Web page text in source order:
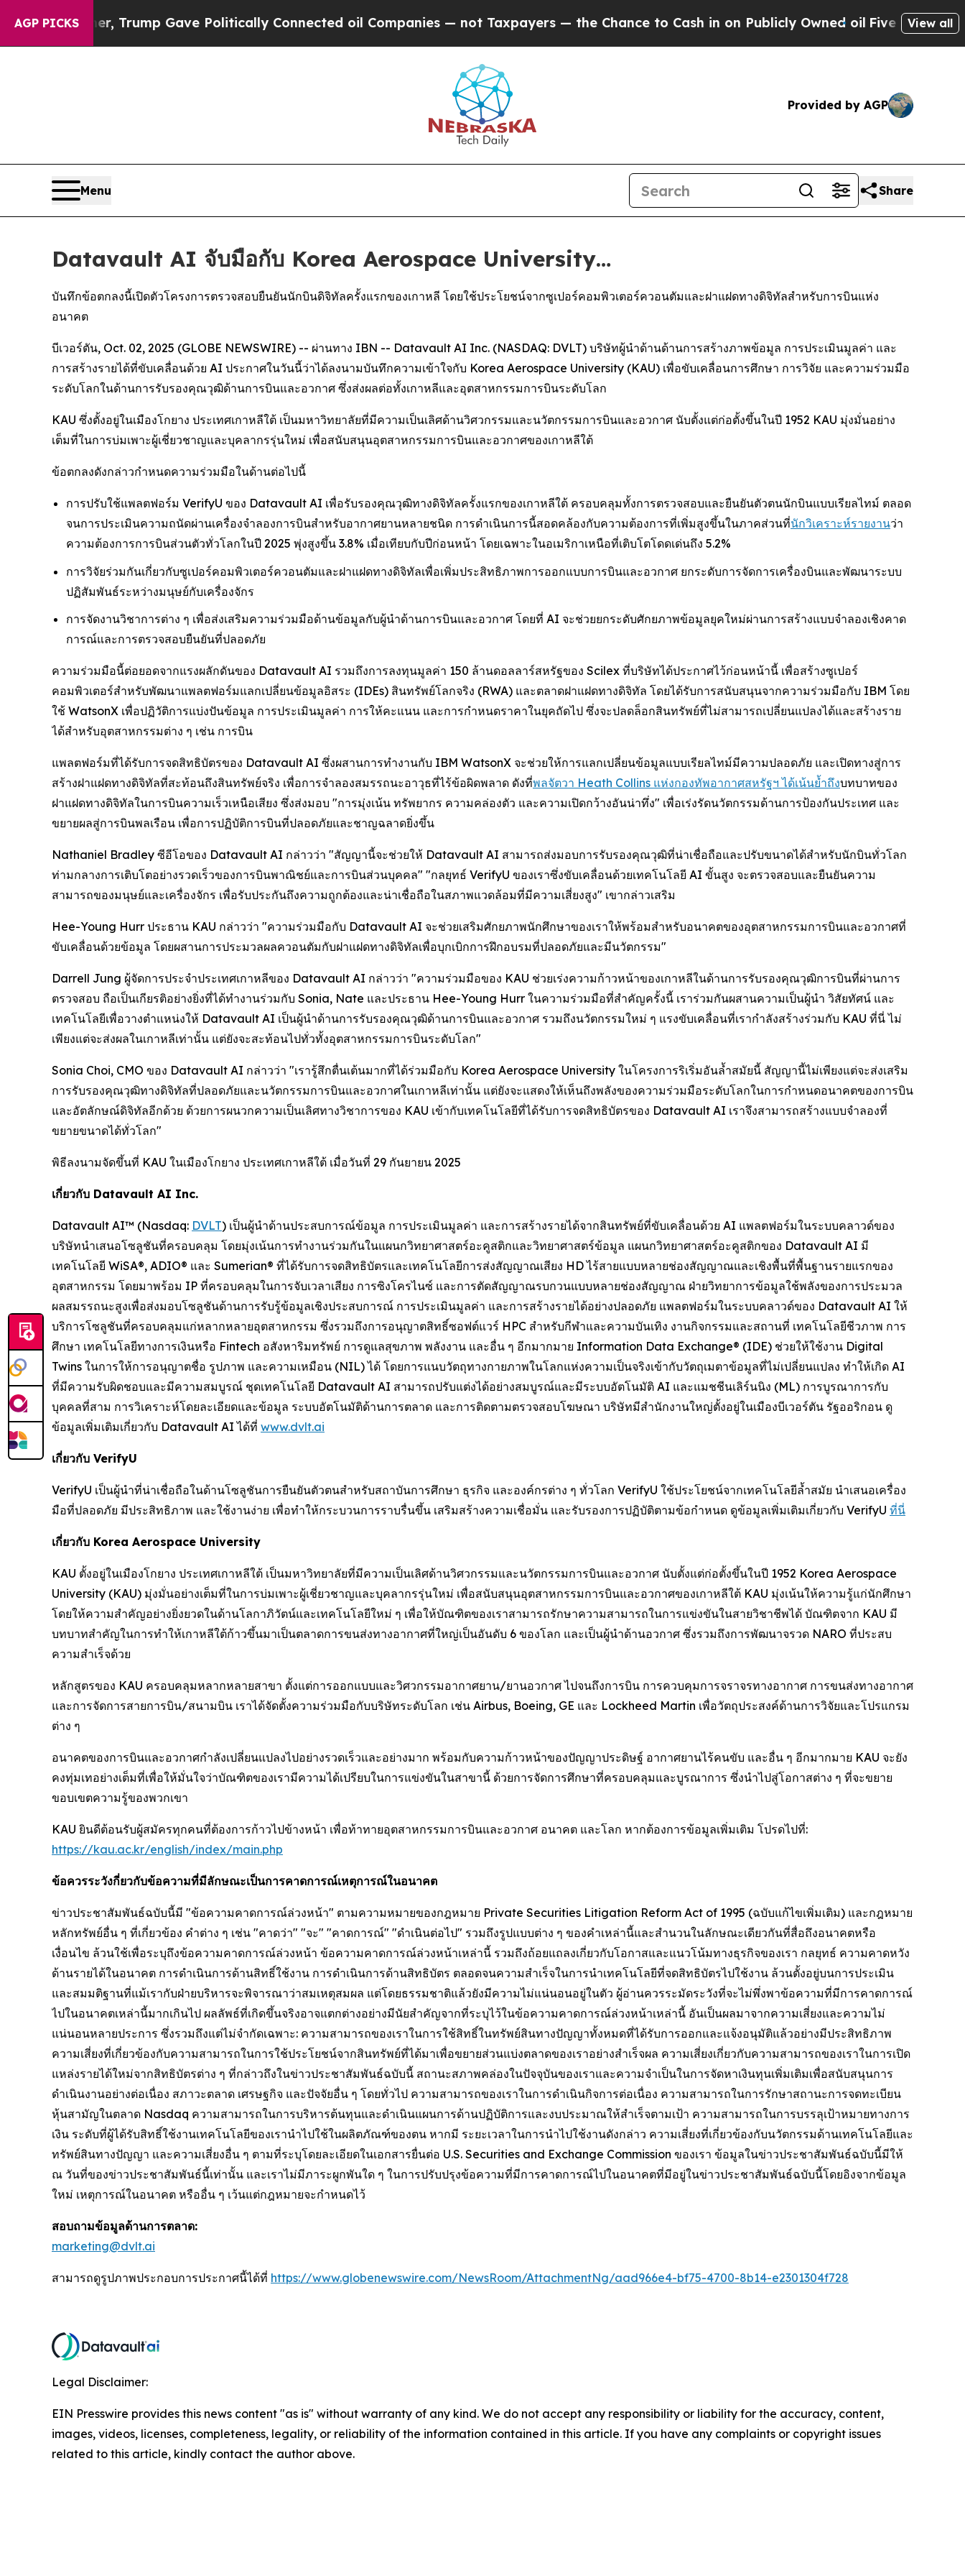
AGP PICKS
Trump Gave Politically Connected oil Companies — not Taxpayers — the Chance to Cash in on Publicly Owned oilFive Questions the USView all
Provided by AGP
Menu Share
Datavault AI จับมือกับ Korea Aerospace University…
บันทึกข้อตกลงนี้เปิดตัวโครงการตรวจสอบยืนยันนักบินดิจิทัลครั้งแรกของเกาหลี โดยใช้ประโยชน์จากซูเปอร์คอมพิวเตอร์ควอนตัมและฝาแฝดทางดิจิทัลสำหรับการบินแห่ง
อนาคต
บีเวอร์ตัน, Oct. 02, 2025 (GLOBE NEWSWIRE) -- ผ่านทาง IBN -- Datavault AI Inc. (NASDAQ: DVLT) บริษัทผู้นำด้านด้านการสร้างภาพข้อมูล การประเมินมูลค่า และ
การสร้างรายได้ที่ขับเคลื่อนด้วย AI ประกาศในวันนี้ว่าได้ลงนามบันทึกความเข้าใจกับ Korea Aerospace University (KAU) เพื่อขับเคลื่อนการศึกษา การวิจัย และความร่วมมือ
ระดับโลกในด้านการรับรองคุณวุฒิด้านการบินและอวกาศ ซึ่งส่งผลต่อทั้งเกาหลีและอุตสาหกรรมการบินระดับโลก
KAU ซึ่งตั้งอยู่ในเมืองโกยาง ประเทศเกาหลีใต้ เป็นมหาวิทยาลัยที่มีความเป็นเลิศด้านวิศวกรรมและนวัตกรรมการบินและอวกาศ นับตั้งแต่ก่อตั้งขึ้นในปี 1952 KAU มุ่งมั่นอย่าง
เต็มที่ในการบ่มเพาะผู้เชี่ยวชาญและบุคลากรรุ่นใหม่ เพื่อสนับสนุนอุตสาหกรรมการบินและอวกาศของเกาหลีใต้
ข้อตกลงดังกล่าวกำหนดความร่วมมือในด้านต่อไปนี้
การปรับใช้แพลตฟอร์ม VerifyU ของ Datavault AI เพื่อรับรองคุณวุฒิทางดิจิทัลครั้งแรกของเกาหลีใต้ ครอบคลุมทั้งการตรวจสอบและยืนยันตัวตนนักบินแบบเรียลไทม์ ตลอด
จนการประเมินความถนัดผ่านเครื่องจำลองการบินสำหรับอากาศยานหลายชนิด การดำเนินการนี้สอดคล้องกับความต้องการที่เพิ่มสูงขึ้นในภาคส่วนที่นักวิเคราะห์รายงานว่า
ความต้องการการบินส่วนตัวทั่วโลกในปี 2025 พุ่งสูงขึ้น 3.8% เมื่อเทียบกับปีก่อนหน้า โดยเฉพาะในอเมริกาเหนือที่เติบโตโดดเด่นถึง 5.2%
การวิจัยร่วมกันเกี่ยวกับซูเปอร์คอมพิวเตอร์ควอนตัมและฝาแฝดทางดิจิทัลเพื่อเพิ่มประสิทธิภาพการออกแบบการบินและอวกาศ ยกระดับการจัดการเครื่องบินและพัฒนาระบบ
ปฏิสัมพันธ์ระหว่างมนุษย์กับเครื่องจักร
การจัดงานวิชาการต่าง ๆ เพื่อส่งเสริมความร่วมมือด้านข้อมูลกับผู้นำด้านการบินและอวกาศ โดยที่ AI จะช่วยยกระดับศักยภาพข้อมูลยุคใหม่ผ่านการสร้างแบบจำลองเชิงคาด
การณ์และการตรวจสอบยืนยันที่ปลอดภัย
ความร่วมมือนี้ต่อยอดจากแรงผลักดันของ Datavault AI รวมถึงการลงทุนมูลค่า 150 ล้านดอลลาร์สหรัฐของ Scilex ที่บริษัทได้ประกาศไว้ก่อนหน้านี้ เพื่อสร้างซูเปอร์
คอมพิวเตอร์สำหรับพัฒนาแพลตฟอร์มแลกเปลี่ยนข้อมูลอิสระ (IDEs) สินทรัพย์โลกจริง (RWA) และตลาดฝาแฝดทางดิจิทัล โดยได้รับการสนับสนุนจากความร่วมมือกับ IBM โดย
ใช้ WatsonX เพื่อปฏิวัติการแบ่งปันข้อมูล การประเมินมูลค่า การให้คะแนน และการกำหนดราคาในยุคถัดไป ซึ่งจะปลดล็อกสินทรัพย์ที่ไม่สามารถเปลี่ยนแปลงได้และสร้างราย
ได้สำหรับอุตสาหกรรมต่าง ๆ เช่น การบิน
แพลตฟอร์มที่ได้รับการจดสิทธิบัตรของ Datavault AI ซึ่งผสานการทำงานกับ IBM WatsonX จะช่วยให้การแลกเปลี่ยนข้อมูลแบบเรียลไทม์มีความปลอดภัย และเปิดทางสู่การ
สร้างฝาแฝดทางดิจิทัลที่สะท้อนถึงสินทรัพย์จริง เพื่อการจำลองสมรรถนะอาวุธที่ไร้ข้อผิดพลาด ดังที่พลจัตวา Heath Collins แห่งกองทัพอากาศสหรัฐฯ ได้เน้นย้ำถึงบทบาทของ
ฝาแฝดทางดิจิทัลในการบินความเร็วเหนือเสียง ซึ่งส่งมอบ "การมุ่งเน้น ทรัพยากร ความคล่องตัว และความเปิดกว้างอันน่าทึ่ง" เพื่อเร่งรัดนวัตกรรมด้านการป้องกันประเทศ และ
ขยายผลสู่การบินพลเรือน เพื่อการปฏิบัติการบินที่ปลอดภัยและชาญฉลาดยิ่งขึ้น
Nathaniel Bradley ซีอีโอของ Datavault AI กล่าวว่า "สัญญานี้จะช่วยให้ Datavault AI สามารถส่งมอบการรับรองคุณวุฒิที่น่าเชื่อถือและปรับขนาดได้สำหรับนักบินทั่วโลก
ท่ามกลางการเติบโตอย่างรวดเร็วของการบินพาณิชย์และการบินส่วนบุคคล" "กลยุทธ์ VerifyU ของเราซึ่งขับเคลื่อนด้วยเทคโนโลยี AI ขั้นสูง จะตรวจสอบและยืนยันความ
สามารถของมนุษย์และเครื่องจักร เพื่อรับประกันถึงความถูกต้องและน่าเชื่อถือในสภาพแวดล้อมที่มีความเสี่ยงสูง" เขากล่าวเสริม
Hee-Young Hurr ประธาน KAU กล่าวว่า "ความร่วมมือกับ Datavault AI จะช่วยเสริมศักยภาพนักศึกษาของเราให้พร้อมสำหรับอนาคตของอุตสาหกรรมการบินและอวกาศที่
ขับเคลื่อนด้วยข้อมูล โดยผสานการประมวลผลควอนตัมกับฝาแฝดทางดิจิทัลเพื่อบุกเบิกการฝึกอบรมที่ปลอดภัยและมีนวัตกรรม"
Darrell Jung ผู้จัดการประจำประเทศเกาหลีของ Datavault AI กล่าวว่า "ความร่วมมือของ KAU ช่วยเร่งความก้าวหน้าของเกาหลีในด้านการรับรองคุณวุฒิการบินที่ผ่านการ
ตรวจสอบ ถือเป็นเกียรติอย่างยิ่งที่ได้ทำงานร่วมกับ Sonia, Nate และประธาน Hee-Young Hurr ในความร่วมมือที่สำคัญครั้งนี้ เราร่วมกันผสานความเป็นผู้นำ วิสัยทัศน์ และ
เทคโนโลยีเพื่อวางตำแหน่งให้ Datavault AI เป็นผู้นำด้านการรับรองคุณวุฒิด้านการบินและอวกาศ รวมถึงนวัตกรรมใหม่ ๆ แรงขับเคลื่อนที่เรากำลังสร้างร่วมกับ KAU ที่นี่ ไม่
เพียงแต่จะส่งผลในเกาหลีเท่านั้น แต่ยังจะสะท้อนไปทั่วทั้งอุตสาหกรรมการบินระดับโลก"
Sonia Choi, CMO ของ Datavault AI กล่าวว่า "เรารู้สึกตื่นเต้นมากที่ได้ร่วมมือกับ Korea Aerospace University ในโครงการริเริ่มอันล้ำสมัยนี้ สัญญานี้ไม่เพียงแต่จะส่งเสริม
การรับรองคุณวุฒิทางดิจิทัลที่ปลอดภัยและนวัตกรรมการบินและอวกาศในเกาหลีเท่านั้น แต่ยังจะแสดงให้เห็นถึงพลังของความร่วมมือระดับโลกในการกำหนดอนาคตของการบิน
และอัตลักษณ์ดิจิทัลอีกด้วย ด้วยการผนวกความเป็นเลิศทางวิชาการของ KAU เข้ากับเทคโนโลยีที่ได้รับการจดสิทธิบัตรของ Datavault AI เราจึงสามารถสร้างแบบจำลองที่
ขยายขนาดได้ทั่วโลก"
พิธีลงนามจัดขึ้นที่ KAU ในเมืองโกยาง ประเทศเกาหลีใต้ เมื่อวันที่ 29 กันยายน 2025
เกี่ยวกับ Datavault AI Inc.
Datavault AI™ (Nasdaq: DVLT) เป็นผู้นำด้านประสบการณ์ข้อมูล การประเมินมูลค่า และการสร้างรายได้จากสินทรัพย์ที่ขับเคลื่อนด้วย AI แพลตฟอร์มในระบบคลาวด์ของ
บริษัทนำเสนอโซลูชันที่ครอบคลุม โดยมุ่งเน้นการทำงานร่วมกันในแผนกวิทยาศาสตร์อะคูสติกและวิทยาศาสตร์ข้อมูล แผนกวิทยาศาสตร์อะคูสติกของ Datavault AI มี
เทคโนโลยี WiSA®, ADIO® และ Sumerian® ที่ได้รับการจดสิทธิบัตรและเทคโนโลยีการส่งสัญญาณเสียง HD ไร้สายแบบหลายช่องสัญญาณและเชิงพื้นที่พื้นฐานรายแรกของ
อุตสาหกรรม โดยมาพร้อม IP ที่ครอบคลุมในการจับเวลาเสียง การซิงโครไนซ์ และการตัดสัญญาณรบกวนแบบหลายช่องสัญญาณ ฝ่ายวิทยาการข้อมูลใช้พลังของการประมวล
ผลสมรรถนะสูงเพื่อส่งมอบโซลูชันด้านการรับรู้ข้อมูลเชิงประสบการณ์ การประเมินมูลค่า และการสร้างรายได้อย่างปลอดภัย แพลตฟอร์มในระบบคลาวด์ของ Datavault AI ให้
บริการโซลูชันที่ครอบคลุมแก่หลากหลายอุตสาหกรรม ซึ่งรวมถึงการอนุญาตสิทธิ์ซอฟต์แวร์ HPC สำหรับกีฬาและความบันเทิง งานกิจกรรมและสถานที่ เทคโนโลยีชีวภาพ การ
ศึกษา เทคโนโลยีทางการเงินหรือ Fintech อสังหาริมทรัพย์ การดูแลสุขภาพ พลังงาน และอื่น ๆ อีกมากมาย Information Data Exchange® (IDE) ช่วยให้ใช้งาน Digital
Twins ในการให้การอนุญาตชื่อ รูปภาพ และความเหมือน (NIL) ได้ โดยการแนบวัตถุทางกายภาพในโลกแห่งความเป็นจริงเข้ากับวัตถุเมตาข้อมูลที่ไม่เปลี่ยนแปลง ทำให้เกิด AI
ที่มีความรับผิดชอบและมีความสมบูรณ์ ชุดเทคโนโลยี Datavault AI สามารถปรับแต่งได้อย่างสมบูรณ์และมีระบบอัตโนมัติ AI และแมชชีนเลิร์นนิง (ML) การบูรณาการกับ
บุคคลที่สาม การวิเคราะห์โดยละเอียดและข้อมูล ระบบอัตโนมัติด้านการตลาด และการติดตามตรวจสอบโฆษณา บริษัทมีสำนักงานใหญ่ตั้งอยู่ในเมืองบีเวอร์ตัน รัฐออริกอน ดู
ข้อมูลเพิ่มเติมเกี่ยวกับ Datavault AI ได้ที่ www.dvlt.ai
เกี่ยวกับ VerifyU
VerifyU เป็นผู้นำที่น่าเชื่อถือในด้านโซลูชันการยืนยันตัวตนสำหรับสถาบันการศึกษา ธุรกิจ และองค์กรต่าง ๆ ทั่วโลก VerifyU ใช้ประโยชน์จากเทคโนโลยีล้ำสมัย นำเสนอเครื่อง
มือที่ปลอดภัย มีประสิทธิภาพ และใช้งานง่าย เพื่อทำให้กระบวนการราบรื่นขึ้น เสริมสร้างความเชื่อมั่น และรับรองการปฏิบัติตามข้อกำหนด ดูข้อมูลเพิ่มเติมเกี่ยวกับ VerifyU ที่นี่
เกี่ยวกับ Korea Aerospace University
KAU ตั้งอยู่ในเมืองโกยาง ประเทศเกาหลีใต้ เป็นมหาวิทยาลัยที่มีความเป็นเลิศด้านวิศวกรรมและนวัตกรรมการบินและอวกาศ นับตั้งแต่ก่อตั้งขึ้นในปี 1952 Korea Aerospace
University (KAU) มุ่งมั่นอย่างเต็มที่ในการบ่มเพาะผู้เชี่ยวชาญและบุคลากรรุ่นใหม่ เพื่อสนับสนุนอุตสาหกรรมการบินและอวกาศของเกาหลีใต้ KAU มุ่งเน้นให้ความรู้แก่นักศึกษา
โดยให้ความสำคัญอย่างยิ่งยวดในด้านโลกาภิวัตน์และเทคโนโลยีใหม่ ๆ เพื่อให้บัณฑิตของเราสามารถรักษาความสามารถในการแข่งขันในสายวิชาชีพได้ บัณฑิตจาก KAU มี
บทบาทสำคัญในการทำให้เกาหลีใต้ก้าวขึ้นมาเป็นตลาดการขนส่งทางอากาศที่ใหญ่เป็นอันดับ 6 ของโลก และเป็นผู้นำด้านอวกาศ ซึ่งรวมถึงการพัฒนาจรวด NARO ที่ประสบ
ความสำเร็จด้วย
หลักสูตรของ KAU ครอบคลุมหลากหลายสาขา ตั้งแต่การออกแบบและวิศวกรรมอากาศยาน/ยานอวกาศ ไปจนถึงการบิน การควบคุมการจราจรทางอากาศ การขนส่งทางอากาศ
และการจัดการสายการบิน/สนามบิน เราได้จัดตั้งความร่วมมือกับบริษัทระดับโลก เช่น Airbus, Boeing, GE และ Lockheed Martin เพื่อวัตถุประสงค์ด้านการวิจัยและโปรแกรม
ต่าง ๆ
อนาคตของการบินและอวกาศกำลังเปลี่ยนแปลงไปอย่างรวดเร็วและอย่างมาก พร้อมกับความก้าวหน้าของปัญญาประดิษฐ์ อากาศยานไร้คนขับ และอื่น ๆ อีกมากมาย KAU จะยัง
คงทุ่มเทอย่างเต็มที่เพื่อให้มั่นใจว่าบัณฑิตของเรามีความได้เปรียบในการแข่งขันในสาขานี้ ด้วยการจัดการศึกษาที่ครอบคลุมและบูรณาการ ซึ่งนำไปสู่โอกาสต่าง ๆ ที่จะขยาย
ขอบเขตความรู้ของพวกเขา
KAU ยินดีต้อนรับผู้สมัครทุกคนที่ต้องการก้าวไปข้างหน้า เพื่อท้าทายอุตสาหกรรมการบินและอวกาศ อนาคต และโลก หากต้องการข้อมูลเพิ่มเติม โปรดไปที่:
https://kau.ac.kr/english/index/main.php
ข้อควรระวังกี่ยวกับข้อความที่มีลักษณะเป็นการคาดการณ์เหตุการณ์ในอนาคต
ข่าวประชาสัมพันธ์ฉบับนี้มี "ข้อความคาดการณ์ล่วงหน้า" ตามความหมายของกฎหมาย Private Securities Litigation Reform Act of 1995 (ฉบับแก้ไขเพิ่มเติม) และกฎหมาย
หลักทรัพย์อื่น ๆ ที่เกี่ยวข้อง คำต่าง ๆ เช่น "คาดว่า" "จะ" "คาดการณ์" "ดำเนินต่อไป" รวมถึงรูปแบบต่าง ๆ ของคำเหล่านี้และสำนวนในลักษณะเดียวกันที่สื่อถึงอนาคตหรือ
เงื่อนไข ล้วนใช้เพื่อระบุถึงข้อความคาดการณ์ล่วงหน้า ข้อความคาดการณ์ล่วงหน้าเหล่านี้ รวมถึงถ้อยแถลงเกี่ยวกับโอกาสและแนวโน้มทางธุรกิจของเรา กลยุทธ์ ความคาดหวัง
ด้านรายได้ในอนาคต การดำเนินการด้านสิทธิ์ใช้งาน การดำเนินการด้านสิทธิบัตร ตลอดจนความสำเร็จในการนำเทคโนโลยีที่จดสิทธิบัตรไปใช้งาน ล้วนตั้งอยู่บนการประเมิน
และสมมติฐานที่แม้เรากับฝ่ายบริหารจะพิจารณาว่าสมเหตุสมผล แต่โดยธรรมชาติแล้วยังมีความไม่แน่นอนอยู่ในตัว ผู้อ่านควรระมัดระวังที่จะไม่พึ่งพาข้อความที่มีการคาดการณ์
ไปในอนาคตเหล่านี้มากเกินไป ผลลัพธ์ที่เกิดขึ้นจริงอาจแตกต่างอย่างมีนัยสำคัญจากที่ระบุไว้ในข้อความคาดการณ์ล่วงหน้าเหล่านี้ อันเป็นผลมาจากความเสี่ยงและความไม่
แน่นอนหลายประการ ซึ่งรวมถึงแต่ไม่จำกัดเฉพาะ: ความสามารถของเราในการใช้สิทธิ์ในทรัพย์สินทางปัญญาทั้งหมดที่ได้รับการออกและแจ้งอนุมัติแล้วอย่างมีประสิทธิภาพ
ความเสี่ยงที่เกี่ยวข้องกับความสามารถในการใช้ประโยชน์จากสินทรัพย์ที่ได้มาเพื่อขยายส่วนแบ่งตลาดของเราอย่างสำเร็จผล ความเสี่ยงเกี่ยวกับความสามารถของเราในการเปิด
แหล่งรายได้ใหม่จากสิทธิบัตรต่าง ๆ ที่กล่าวถึงในข่าวประชาสัมพันธ์ฉบับนี้ สถานะสภาพคล่องในปัจจุบันของเราและความจำเป็นในการจัดหาเงินทุนเพิ่มเติมเพื่อสนับสนุนการ
ดำเนินงานอย่างต่อเนื่อง สภาวะตลาด เศรษฐกิจ และปัจจัยอื่น ๆ โดยทั่วไป ความสามารถของเราในการดำเนินกิจการต่อเนื่อง ความสามารถในการรักษาสถานะการจดทะเบียน
หุ้นสามัญในตลาด Nasdaq ความสามารถในการบริหารต้นทุนและดำเนินแผนการด้านปฏิบัติการและงบประมาณให้สำเร็จตามเป้า ความสามารถในการบรรลุเป้าหมายทางการ
เงิน ระดับที่ผู้ได้รับสิทธิ์ใช้งานเทคโนโลยีของเรานำไปใช้ในผลิตภัณฑ์ของตน หากมี ระยะเวลาในการนำไปใช้งานดังกล่าว ความเสี่ยงที่เกี่ยวข้องกับนวัตกรรมด้านเทคโนโลยีและ
ทรัพย์สินทางปัญญา และความเสี่ยงอื่น ๆ ตามที่ระบุโดยละเอียดในเอกสารยื่นต่อ U.S. Securities and Exchange Commission ของเรา ข้อมูลในข่าวประชาสัมพันธ์ฉบับนี้มีให้
ณ วันที่ของข่าวประชาสัมพันธ์นี้เท่านั้น และเราไม่มีภาระผูกพันใด ๆ ในการปรับปรุงข้อความที่มีการคาดการณ์ไปในอนาคตที่มีอยู่ในข่าวประชาสัมพันธ์ฉบับนี้โดยอิงจากข้อมูล
ใหม่ เหตุการณ์ในอนาคต หรืออื่น ๆ เว้นแต่กฎหมายจะกำหนดไว้
สอบถามข้อมูลด้านการตลาด:
marketing@dvlt.ai
สามารถดูรูปภาพประกอบการประกาศนี้ได้ที่ https://www.globenewswire.com/NewsRoom/AttachmentNg/aad966e4-bf75-4700-8b14-e2301304f728
Legal Disclaimer:
EIN Presswire provides this news content "as is" without warranty of any kind. We do not accept any responsibility or liability for the accuracy, content,
images, videos, licenses, completeness, legality, or reliability of the information contained in this article. If you have any complaints or copyright issues
related to this article, kindly contact the author above.